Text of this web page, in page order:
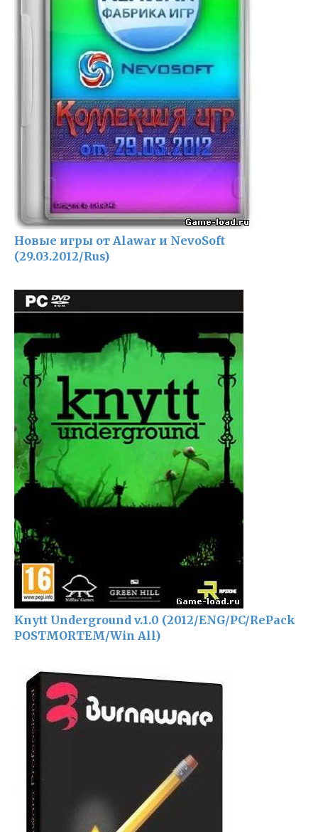
Новые игры от Alawar и NevoSoft
(29.03.2012/Rus)
Knytt Underground v.1.0 (2012/ENG/PC/RePack
POSTMORTEM/Win All)